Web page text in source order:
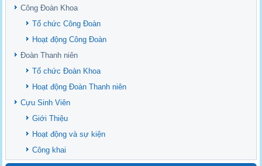
upstream Mekong Delta
Danh mục tạp chí xuất bản Quốc Tế 2026
Danh Mục các Đề Tài NCKH cấp Tỉnh năm 2024
Văn bản - Quy định
Ban chấp hành Đảng bộ khoa
Công Đoàn Khoa
Tổ chức Công Đoàn
Hoạt động Công Đoàn
Đoàn Thanh niên
Tổ chức Đoàn Khoa
Hoạt động Đoàn Thanh niên
Cựu Sinh Viên
Giới Thiệu
Hoạt động và sự kiện
Công khai